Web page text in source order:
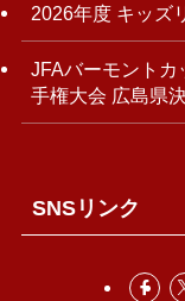
2026年度 キッズ
JFAバーモントカ
手権大会 広島県
SNSリンク